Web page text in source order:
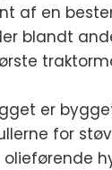
af en
blandt
er
for